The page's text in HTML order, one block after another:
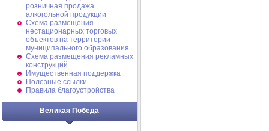
розничная продажа
алкогольной продукции
Схема размещения
нестационарных торговых
объектов на территории
муниципального образования
Схема размещения рекламных
конструкций
Имущественная поддержка
Полезные ссылки
Правила благоустройства
Великая Победа